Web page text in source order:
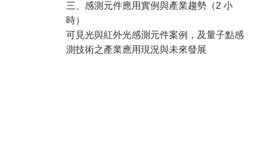
三、感測元件應用實例與產業趨勢（2 小
時）
可見光與紅外光感測元件案例，及量子點感
測技術之產業應用現況與未來發展